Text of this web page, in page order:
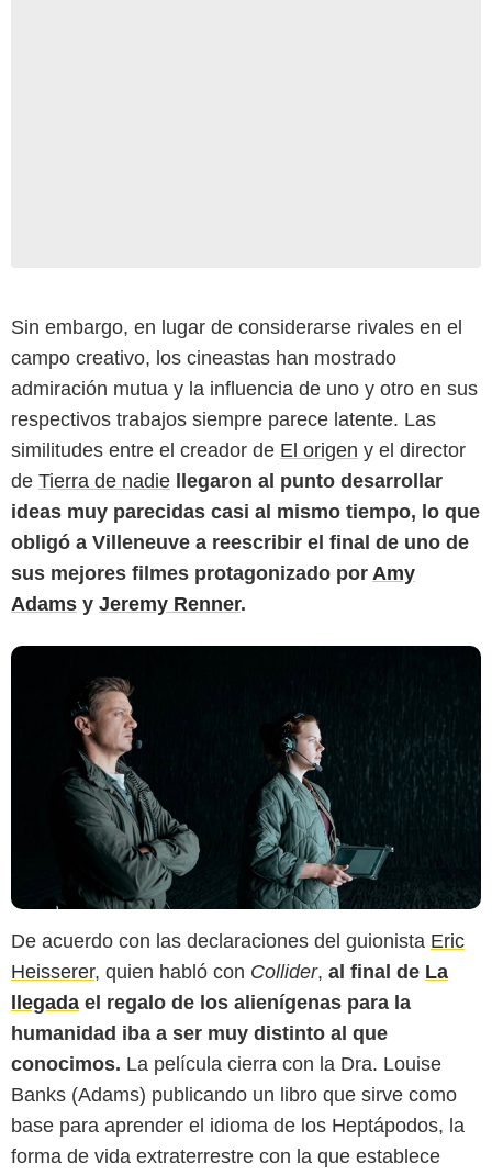
Sin embargo, en lugar de considerarse rivales en el
campo creativo, los cineastas han mostrado
admiración mutua y la influencia de uno y otro en sus
respectivos trabajos siempre parece latente. Las
similitudes entre el creador de El origen y el director
de Tierra de nadie llegaron al punto desarrollar
ideas muy parecidas casi al mismo tiempo, lo que
obligó a Villeneuve a reescribir el final de uno de
sus mejores filmes protagonizado por Amy
Adams y Jeremy Renner.
IMDb
De acuerdo con las declaraciones del guionista Eric
Heisserer, quien habló con Collider, al final de La
llegada el regalo de los alienígenas para la
humanidad iba a ser muy distinto al que
conocimos. La película cierra con la Dra. Louise
Banks (Adams) publicando un libro que sirve como
base para aprender el idioma de los Heptápodos, la
forma de vida extraterrestre con la que establece